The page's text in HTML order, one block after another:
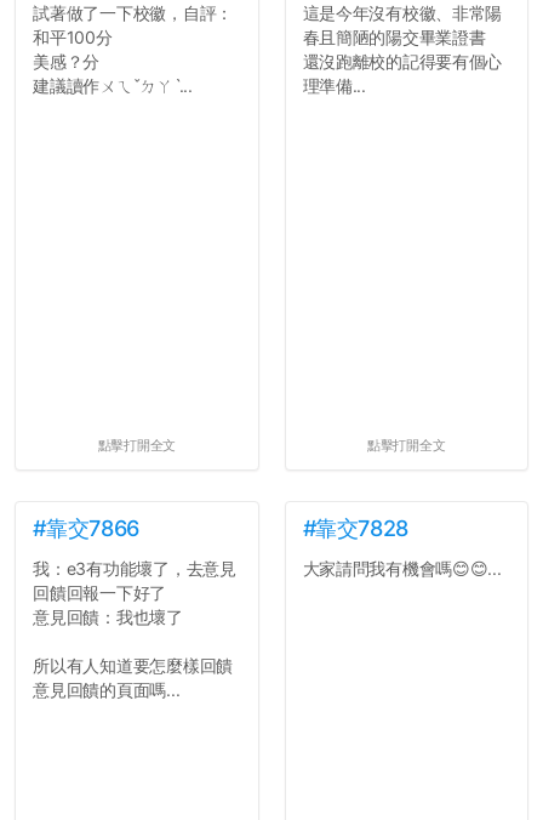
試著做了一下校徽，自評：
和平100分
美感？分
建議讀作ㄨㄟˇㄉㄚˋ...
點擊打開全文
這是今年沒有校徽、非常陽
春且簡陋的陽交畢業證書
還沒跑離校的記得要有個心
理準備...
點擊打開全文
#靠交7866
我：e3有功能壞了，去意見
回饋回報一下好了
意見回饋：我也壞了
所以有人知道要怎麼樣回饋
意見回饋的頁面嗎...
#靠交7828
大家請問我有機會嗎😊😊...